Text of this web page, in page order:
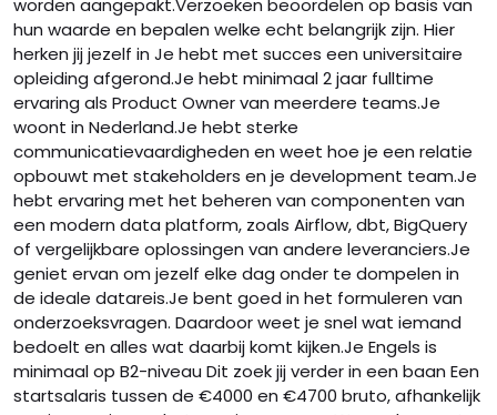
worden aangepakt.Verzoeken beoordelen op basis van
hun waarde en bepalen welke echt belangrijk zijn. Hier
herken jij jezelf in Je hebt met succes een universitaire
opleiding afgerond.Je hebt minimaal 2 jaar fulltime
ervaring als Product Owner van meerdere teams.Je
woont in Nederland.Je hebt sterke
communicatievaardigheden en weet hoe je een relatie
opbouwt met stakeholders en je development team.Je
hebt ervaring met het beheren van componenten van
een modern data platform, zoals Airflow, dbt, BigQuery
of vergelijkbare oplossingen van andere leveranciers.Je
geniet ervan om jezelf elke dag onder te dompelen in
de ideale datareis.Je bent goed in het formuleren van
onderzoeksvragen. Daardoor weet je snel wat iemand
bedoelt en alles wat daarbij komt kijken.Je Engels is
minimaal op B2-niveau Dit zoek jij verder in een baan Een
startsalaris tussen de €4000 en €4700 bruto, afhankelijk